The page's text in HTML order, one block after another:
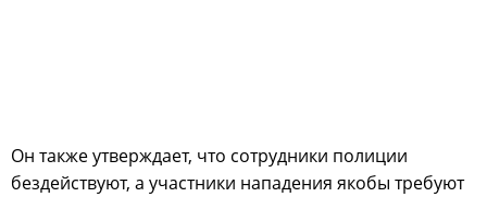
Он также утверждает, что сотрудники полиции
бездействуют, а участники нападения якобы требуют